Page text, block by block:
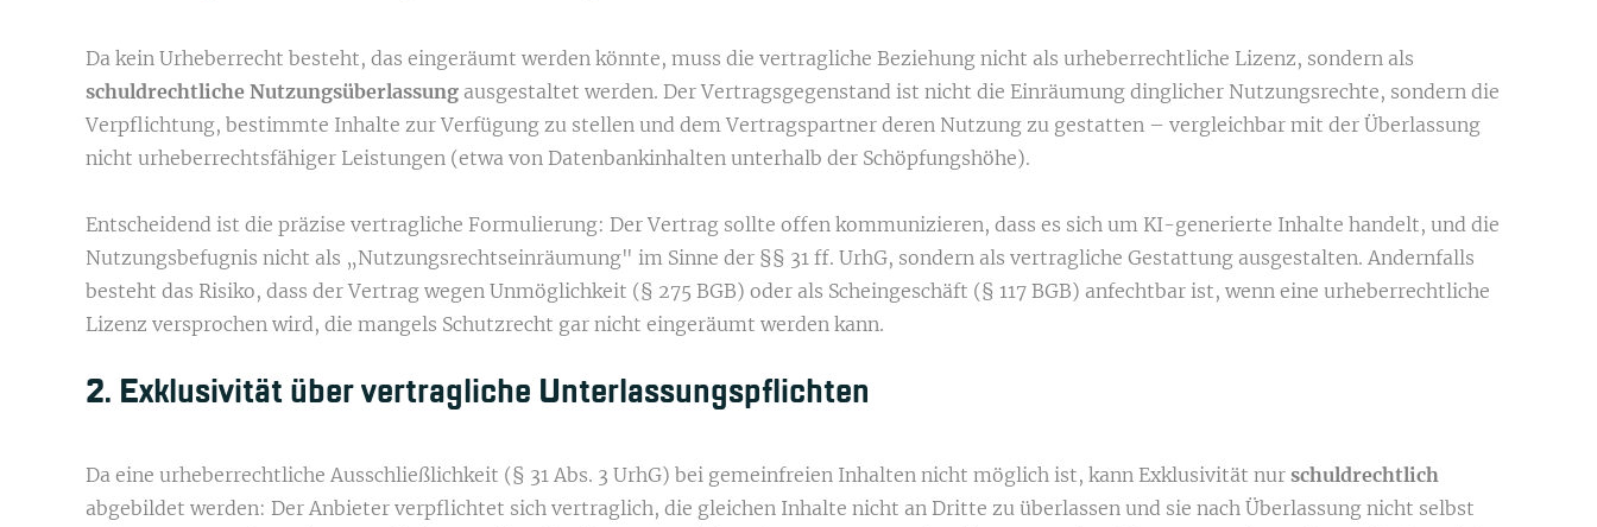
Da kein Urheberrecht besteht, das eingeräumt werden könnte, muss die vertragliche Beziehung nicht als urheberrechtliche Lizenz, sondern als
schuldrechtliche Nutzungsüberlassung ausgestaltet werden. Der Vertragsgegenstand ist nicht die Einräumung dinglicher Nutzungsrechte, sondern die
Verpflichtung, bestimmte Inhalte zur Verfügung zu stellen und dem Vertragspartner deren Nutzung zu gestatten – vergleichbar mit der Überlassung
nicht urheberrechtsfähiger Leistungen (etwa von Datenbankinhalten unterhalb der Schöpfungshöhe).
Entscheidend ist die präzise vertragliche Formulierung: Der Vertrag sollte offen kommunizieren, dass es sich um KI-generierte Inhalte handelt, und die
Nutzungsbefugnis nicht als „Nutzungsrechtseinräumung" im Sinne der §§ 31 ff. UrhG, sondern als vertragliche Gestattung ausgestalten. Andernfalls
besteht das Risiko, dass der Vertrag wegen Unmöglichkeit (§ 275 BGB) oder als Scheingeschäft (§ 117 BGB) anfechtbar ist, wenn eine urheberrechtliche
Lizenz versprochen wird, die mangels Schutzrecht gar nicht eingeräumt werden kann.
2. Exklusivität über vertragliche Unterlassungspflichten
Da eine urheberrechtliche Ausschließlichkeit (§ 31 Abs. 3 UrhG) bei gemeinfreien Inhalten nicht möglich ist, kann Exklusivität nur schuldrechtlich
abgebildet werden: Der Anbieter verpflichtet sich vertraglich, die gleichen Inhalte nicht an Dritte zu überlassen und sie nach Überlassung nicht selbst